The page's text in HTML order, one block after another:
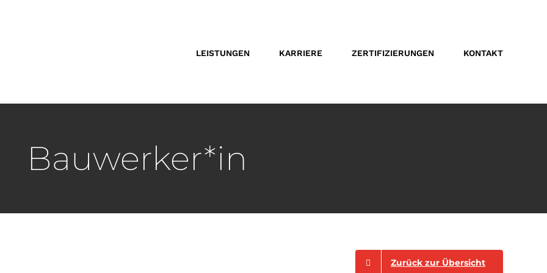
LEISTUNGEN KARRIERE ZERTIFIZIERUNGEN KONTAKT
Bauwerker*in
Zurück zur Übersicht